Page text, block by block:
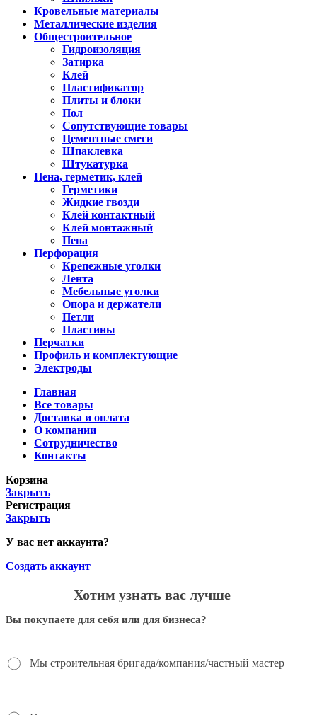
Кровельные материалы
Металлические изделия
Общестроительное
Гидроизоляция
Затирка
Клей
Пластификатор
Плиты и блоки
Пол
Сопутствующие товары
Цементные смеси
Шпаклевка
Штукатурка
Пена, герметик, клей
Герметики
Жидкие гвозди
Клей контактный
Клей монтажный
Пена
Перфорация
Крепежные уголки
Лента
Мебельные уголки
Опора и держатели
Петли
Пластины
Перчатки
Профиль и комплектующие
Электроды
Главная
Все товары
Доставка и оплата
О компании
Сотрудничество
Контакты
Корзина
Закрыть
Регистрация
Закрыть
У вас нет аккаунта?
Создать аккаунт
Хотим узнать вас лучше
Вы покупаете для себя или для бизнеса?
Мы строительная бригада/компания/частный мастер